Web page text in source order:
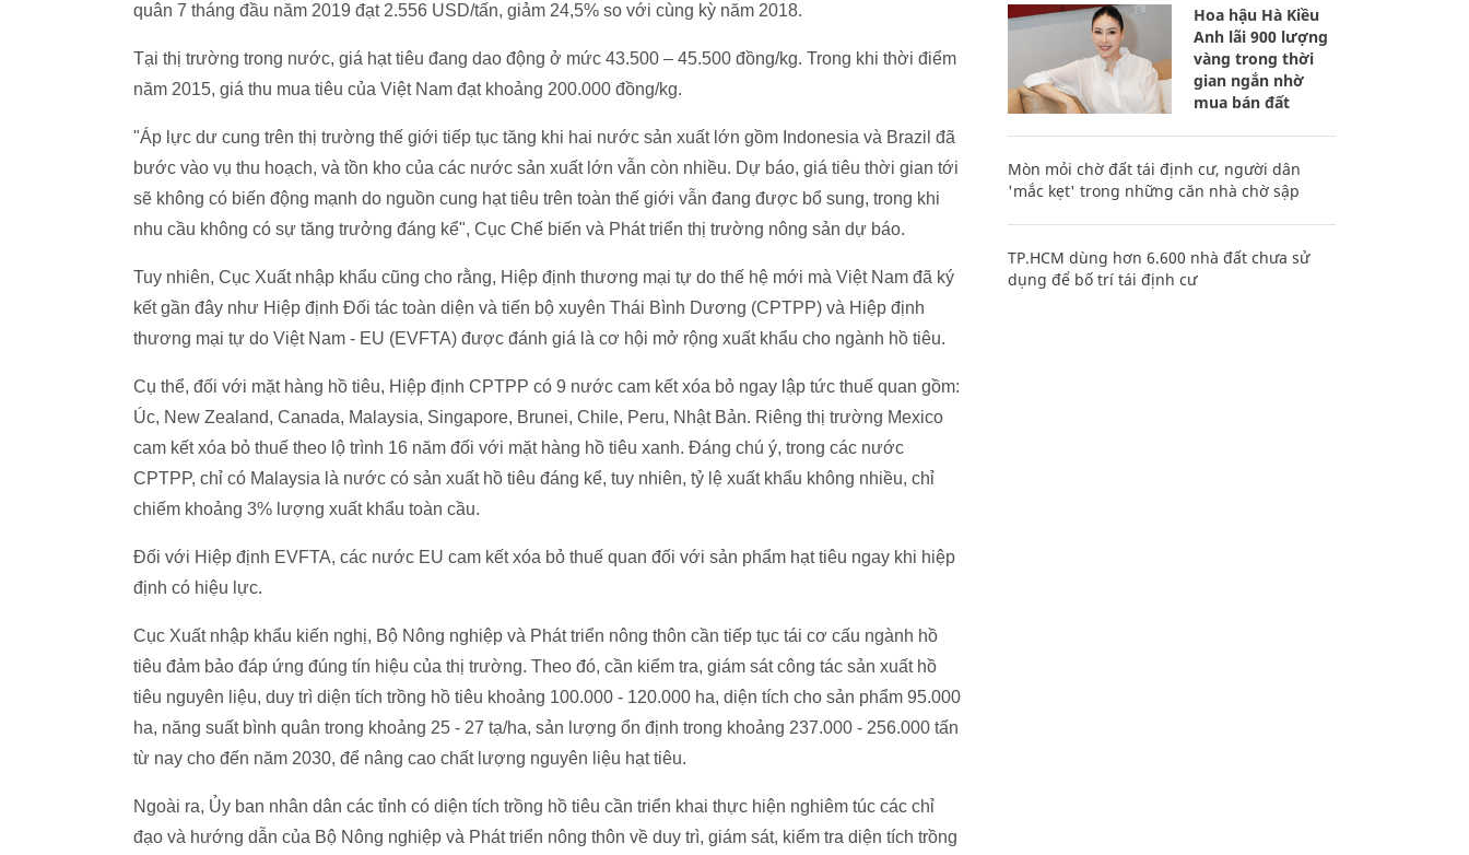
quân 7 tháng đầu năm 2019 đạt 2.556 USD/tấn, giảm 24,5% so với cùng kỳ năm 2018.
Tại thị trường trong nước, giá hạt tiêu đang dao động ở mức 43.500 – 45.500 đồng/kg. Trong khi thời điểm
năm 2015, giá thu mua tiêu của Việt Nam đạt khoảng 200.000 đồng/kg.
"Áp lực dư cung trên thị trường thế giới tiếp tục tăng khi hai nước sản xuất lớn gồm Indonesia và Brazil đã
bước vào vụ thu hoạch, và tồn kho của các nước sản xuất lớn vẫn còn nhiều. Dự báo, giá tiêu thời gian tới
sẽ không có biến động mạnh do nguồn cung hạt tiêu trên toàn thế giới vẫn đang được bổ sung, trong khi
nhu cầu không có sự tăng trưởng đáng kể", Cục Chế biến và Phát triển thị trường nông sản dự báo.
Tuy nhiên, Cục Xuất nhập khẩu cũng cho rằng, Hiệp định thương mại tự do thế hệ mới mà Việt Nam đã ký
kết gần đây như Hiệp định Đối tác toàn diện và tiến bộ xuyên Thái Bình Dương (CPTPP) và Hiệp định
thương mại tự do Việt Nam - EU (EVFTA) được đánh giá là cơ hội mở rộng xuất khẩu cho ngành hồ tiêu.
Cụ thể, đối với mặt hàng hồ tiêu, Hiệp định CPTPP có 9 nước cam kết xóa bỏ ngay lập tức thuế quan gồm:
Úc, New Zealand, Canada, Malaysia, Singapore, Brunei, Chile, Peru, Nhật Bản. Riêng thị trường Mexico
cam kết xóa bỏ thuế theo lộ trình 16 năm đối với mặt hàng hồ tiêu xanh. Đáng chú ý, trong các nước
CPTPP, chỉ có Malaysia là nước có sản xuất hồ tiêu đáng kể, tuy nhiên, tỷ lệ xuất khẩu không nhiều, chỉ
chiếm khoảng 3% lượng xuất khẩu toàn cầu.
Đối với Hiệp định EVFTA, các nước EU cam kết xóa bỏ thuế quan đối với sản phẩm hạt tiêu ngay khi hiệp
định có hiệu lực.
Cục Xuất nhập khẩu kiến nghị, Bộ Nông nghiệp và Phát triển nông thôn cần tiếp tục tái cơ cấu ngành hồ
tiêu đảm bảo đáp ứng đúng tín hiệu của thị trường. Theo đó, cần kiểm tra, giám sát công tác sản xuất hồ
tiêu nguyên liệu, duy trì diện tích trồng hồ tiêu khoảng 100.000 - 120.000 ha, diện tích cho sản phẩm 95.000
ha, năng suất bình quân trong khoảng 25 - 27 tạ/ha, sản lượng ổn định trong khoảng 237.000 - 256.000 tấn
từ nay cho đến năm 2030, để nâng cao chất lượng nguyên liệu hạt tiêu.
Ngoài ra, Ủy ban nhân dân các tỉnh có diện tích trồng hồ tiêu cần triển khai thực hiện nghiêm túc các chỉ
đạo và hướng dẫn của Bộ Nông nghiệp và Phát triển nông thôn về duy trì, giám sát, kiểm tra diện tích trồng
Hoa hậu Hà Kiều
Anh lãi 900 lượng
vàng trong thời
gian ngắn nhờ
mua bán đất
Mòn mỏi chờ đất tái định cư, người dân
'mắc kẹt' trong những căn nhà chờ sập
TP.HCM dùng hơn 6.600 nhà đất chưa sử
dụng để bố trí tái định cư